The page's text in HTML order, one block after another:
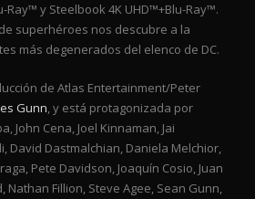
Ray™ y Steelbook 4K UHD™+Blu-Ray™.
superhéroes nos descubre a la
más degenerados del elenco de DC.
de Atlas Entertainment/Peter
Gunn, y está protagonizada por
John Cena, Joel Kinnaman, Jai
David Dastmalchian, Daniela Melchior,
Pete Davidson, Joaquín Cosio, Juan
Nathan Fillion, Steve Agee, Sean Gunn,